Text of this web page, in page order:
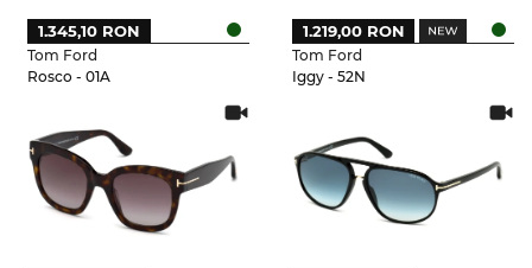
Tom Ford
Rosco - 01A
1.345,10 RON
Tom Ford
Iggy - 52N
1.219,00 RON